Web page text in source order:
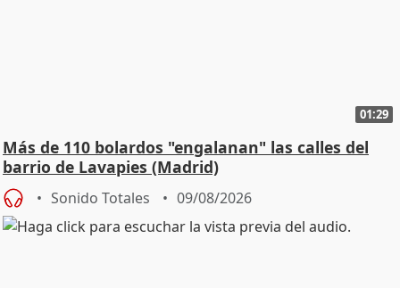
01:29
Más de 110 bolardos "engalanan" las calles del
barrio de Lavapies (Madrid)
Sonido Totales 09/08/2026